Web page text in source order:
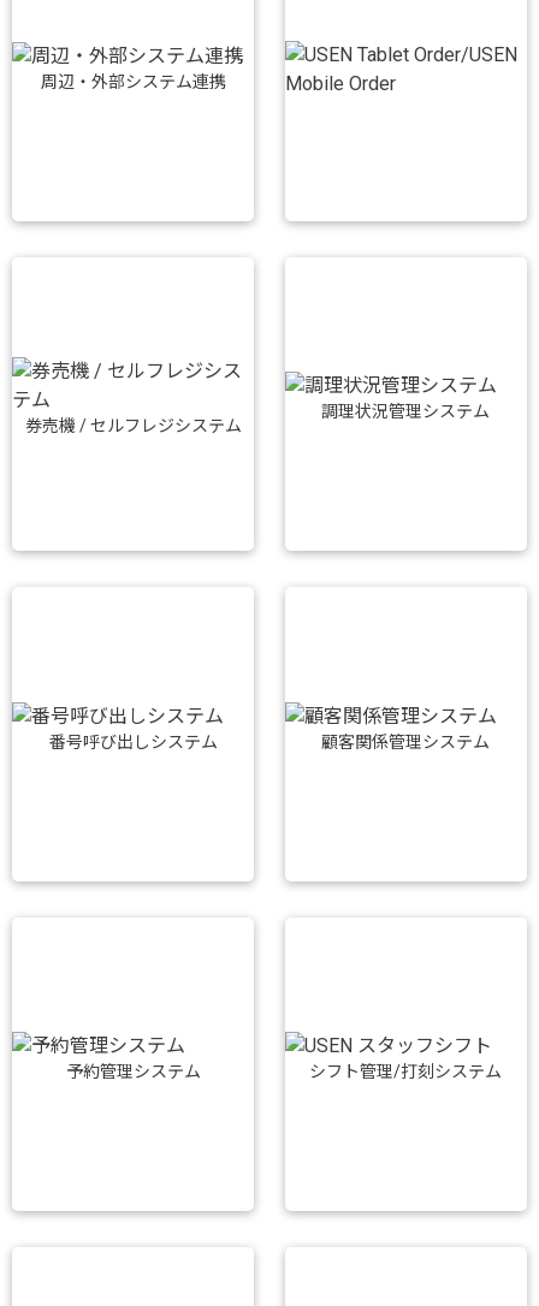
周辺・外部システム連携
券売機 / セルフレジシステム
調理状況管理システム
番号呼び出しシステム 顧客関係管理システム
予約管理システム シフト管理/打刻システム